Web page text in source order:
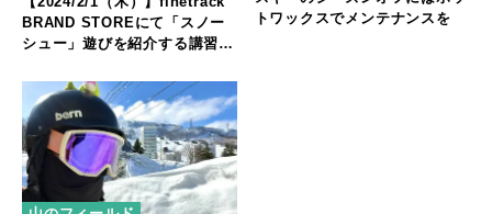
BRAND STOREにて「スノー
シュー」遊びを紹介する講習会
トワックスでメンテナンスを